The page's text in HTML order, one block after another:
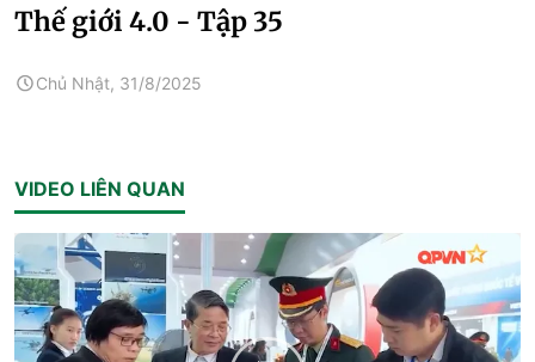
Thế giới 4.0 - Tập 35
Chủ Nhật, 31/8/2025
VIDEO LIÊN QUAN